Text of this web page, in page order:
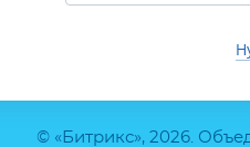
© «Битрикс», 2026.